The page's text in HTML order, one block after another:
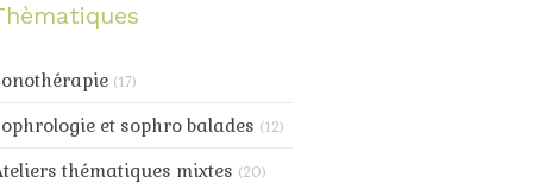
(17)
et sophro balades (12)
thématiques mixtes (20)